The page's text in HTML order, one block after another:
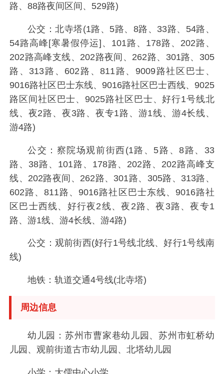
路、88路夜间区间、529路)
公交：北寺塔(1路、5路、8路、33路、54路、
54路高峰[寒暑假停运]、101路、178路、202路、
202路高峰支线、202路夜间、262路、301路、305
路、313路、602路、811路、9009路社区巴士、
9016路社区巴士东线、9016路社区巴士西线、9025
路区间社区巴士、9025路社区巴士、好行1号线北
线、夜2路、夜3路、夜专1路、游1线、游4长线、
游4路)
公交：察院场观前街西(1路、5路、8路、33
路、38路、101路、178路、202路、202路高峰支
线、202路夜间、262路、301路、305路、313路、
602路、811路、9016路社区巴士东线、9016路社
区巴士西线、好行夜2线、夜2路、夜3路、夜专1
路、游1线、游4长线、游4路)
公交：观前街西(好行1号线北线、好行1号线南
线)
地铁：轨道交通4号线(北寺塔)
周边信息
幼儿园：苏州市曹家巷幼儿园、苏州市虹桥幼
儿园、观前街道古市幼儿园、北塔幼儿园